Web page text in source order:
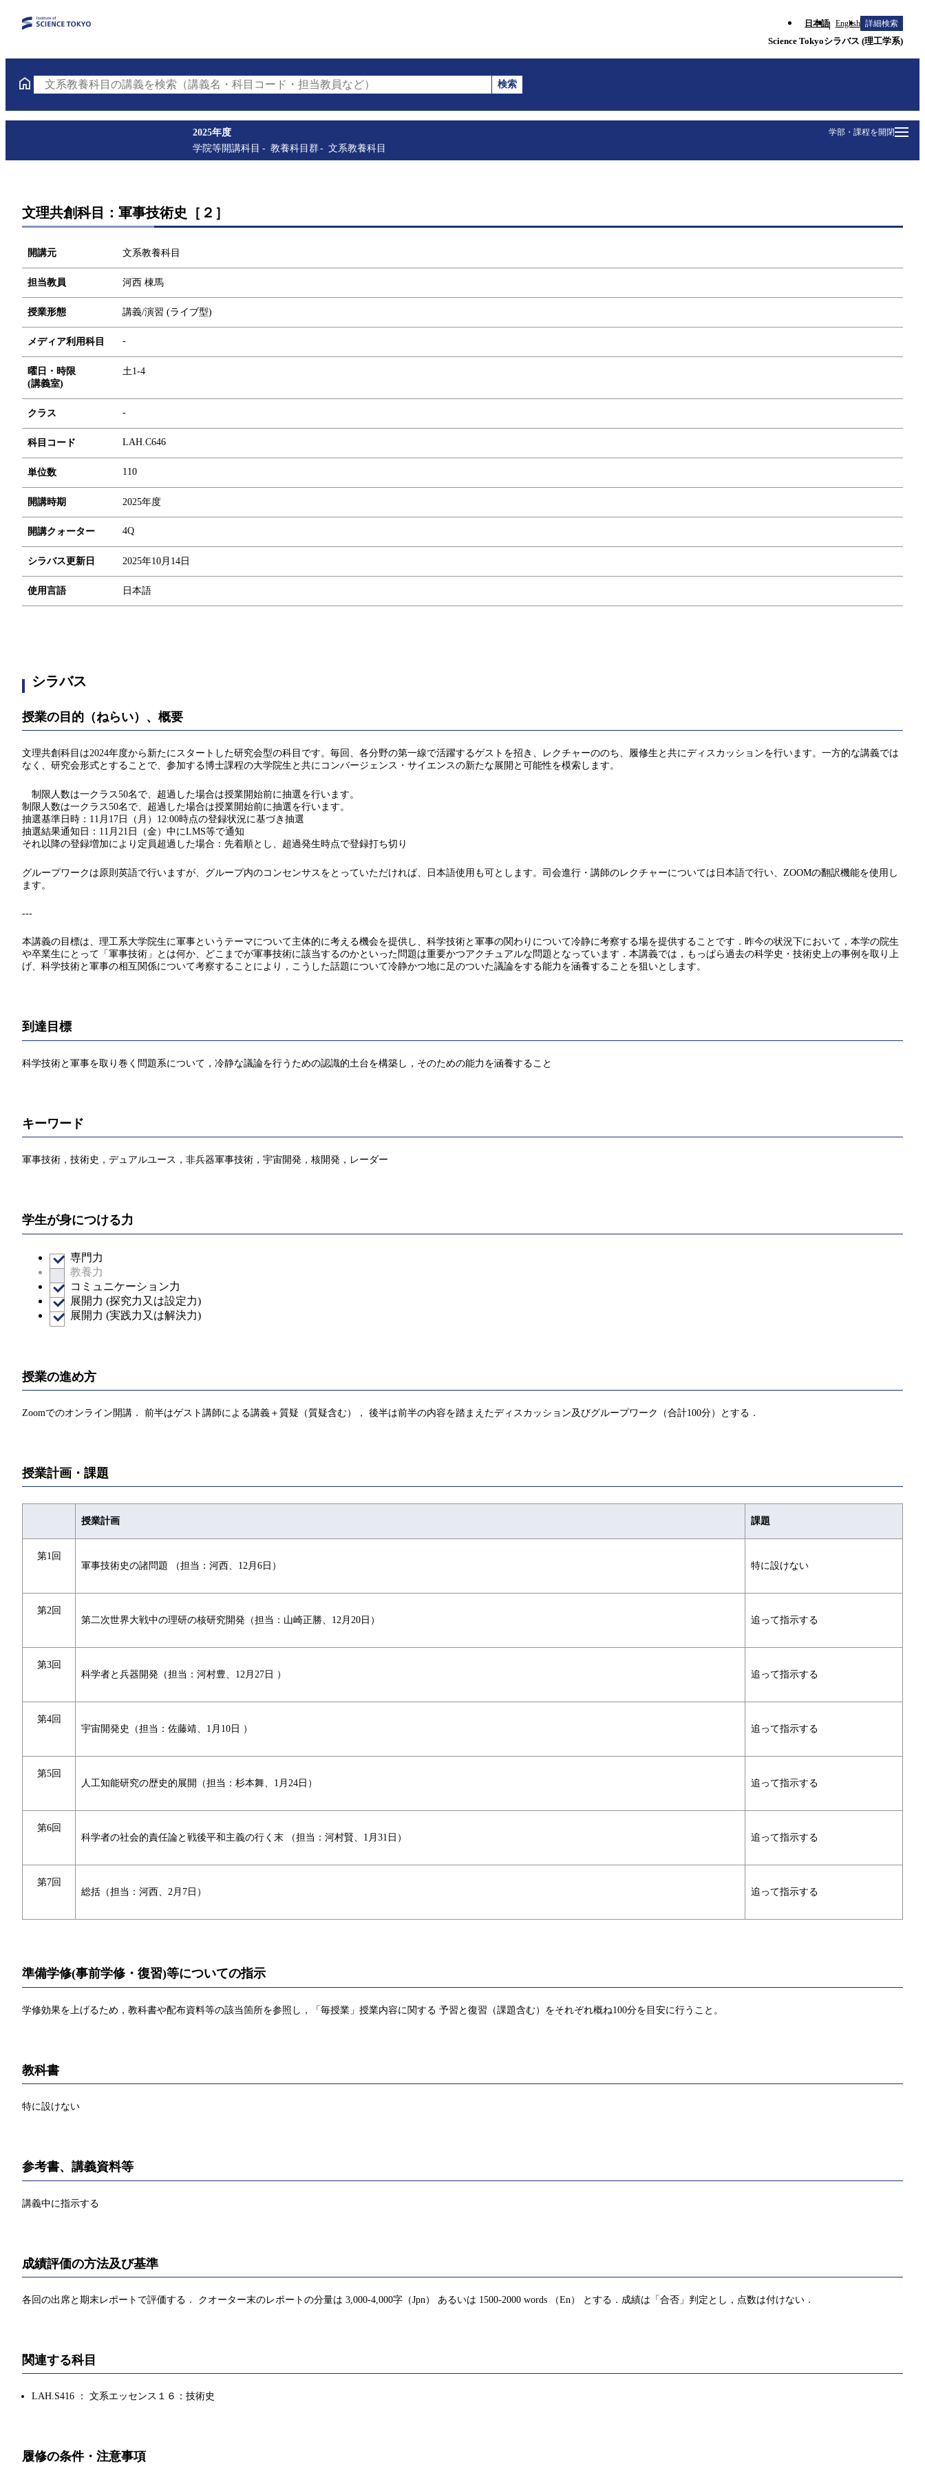
日本語 English 詳細検索
Science Tokyoシラバス (理工学系)
文系教養科目の講義を検索（講義名・科目コード・担当教員など）
検索
学部・課程を開閉
2025年度
学院等開講科目
教養科目群 文系教養科目
文理共創科目：軍事技術史［２］
開講元 文系教養科目
担当教員 河西 棟馬
授業形態 講義/演習 (ライブ型)
メディア利用科目 -
曜日・時限
(講義室)
土1-4
クラス -
科目コード LAH.C646
単位数 110
開講時期 2025年度
開講クォーター 4Q
シラバス更新日 2025年10月14日
使用言語 日本語
シラバス
授業の目的（ねらい）、概要
文理共創科目は2024年度から新たにスタートした研究会型の科目です。毎回、各分野の第一線で活躍するゲストを招き、レクチャーののち、履修生と共にディスカッションを行います。一方的な講義では
なく、研究会形式とすることで、参加する博士課程の大学院生と共にコンバージェンス・サイエンスの新たな展開と可能性を模索します。
制限人数は一クラス50名で、超過した場合は授業開始前に抽選を行います。
制限人数は一クラス50名で、超過した場合は授業開始前に抽選を行います。
抽選基準日時：11月17日（月）12:00時点の登録状況に基づき抽選
抽選結果通知日：11月21日（金）中にLMS等で通知
それ以降の登録増加により定員超過した場合：先着順とし、超過発生時点で登録打ち切り
グループワークは原則英語で行いますが、グループ内のコンセンサスをとっていただければ、日本語使用も可とします。司会進行・講師のレクチャーについては日本語で行い、ZOOMの翻訳機能を使用し
ます。
---
本講義の目標は、理工系大学院生に軍事というテーマについて主体的に考える機会を提供し、科学技術と軍事の関わりについて冷静に考察する場を提供することです．昨今の状況下において，本学の院生
や卒業生にとって「軍事技術」とは何か、どこまでが軍事技術に該当するのかといった問題は重要かつアクチュアルな問題となっています．本講義では，もっぱら過去の科学史・技術史上の事例を取り上
げ、科学技術と軍事の相互関係について考察することにより，こうした話題について冷静かつ地に足のついた議論をする能力を涵養することを狙いとします。
到達目標
科学技術と軍事を取り巻く問題系について，冷静な議論を行うための認識的土台を構築し，そのための能力を涵養すること
キーワード
軍事技術，技術史，デュアルユース，非兵器軍事技術，宇宙開発，核開発，レーダー
学生が身につける力
専門力
教養力
コミュニケーション力
展開力 (探究力又は設定力)
展開力 (実践力又は解決力)
授業の進め方
Zoomでのオンライン開講． 前半はゲスト講師による講義＋質疑（質疑含む）， 後半は前半の内容を踏まえたディスカッション及びグループワーク（合計100分）とする．
授業計画・課題
授業計画 課題
第1回
軍事技術史の諸問題 （担当：河西、12月6日）
特に設けない
第2回
第二次世界大戦中の理研の核研究開発（担当：山崎正勝、12月20日）
追って指示する
第3回
科学者と兵器開発（担当：河村豊、12月27日 ）
追って指示する
第4回
宇宙開発史（担当：佐藤靖、1月10日 ）
追って指示する
第5回
人工知能研究の歴史的展開（担当：杉本舞、1月24日）
追って指示する
第6回
科学者の社会的責任論と戦後平和主義の行く末 （担当：河村賢、1月31日）
追って指示する
第7回
総括（担当：河西、2月7日）
追って指示する
準備学修(事前学修・復習)等についての指示
学修効果を上げるため，教科書や配布資料等の該当箇所を参照し，「毎授業」授業内容に関する 予習と復習（課題含む）をそれぞれ概ね100分を目安に行うこと。
教科書
特に設けない
参考書、講義資料等
講義中に指示する
成績評価の方法及び基準
各回の出席と期末レポートで評価する． クオーター末のレポートの分量は 3,000-4,000字（Jpn） あるいは 1500-2000 words （En） とする．成績は「合否」判定とし，点数は付けない．
関連する科目
LAH.S416 ： 文系エッセンス１６：技術史
履修の条件・注意事項